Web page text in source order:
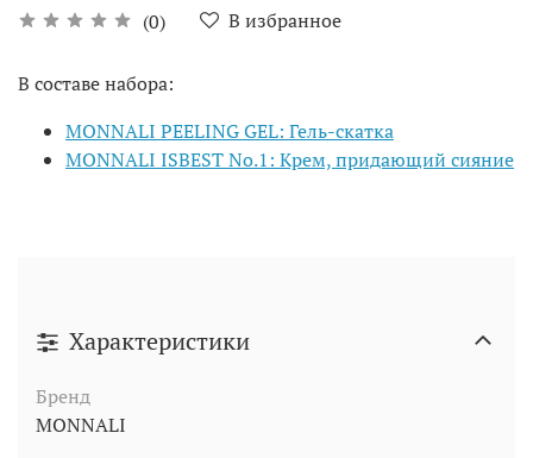
(0) В избранное
В составе набора:
MONNALI PEELING GEL: Гель-скатка
MONNALI ISBEST No.1: Крем, придающий сияние
Характеристики
Бренд
MONNALI